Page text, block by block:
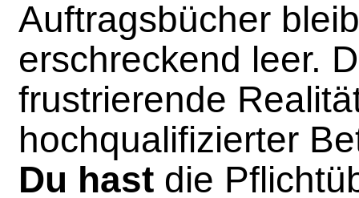
Auftragsbücher
erschreckend leer.
frustrierende
hochqualifizierter
Du hastdie